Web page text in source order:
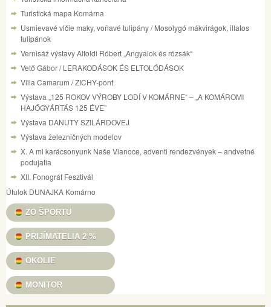
Turistická mapa Komárna
Usmievavé vlčie maky, voňavé tulipány / Mosolygó mákvirágok, illatos
tulipánok
Vernisáž výstavy Alfoldi Róbert „Angyalok és rózsák“
Vető Gábor / LERAKODÁSOK ÉS ELTOLÓDÁSOK
Villa Camarum / ZICHY-pont
Výstava „125 ROKOV VÝROBY LODÍ V KOMÁRNE“ – „A KOMÁROMI
HAJÓGYÁRTÁS 125 ÉVE”
Výstava DANUTY SZILÁRDOVEJ
Výstava železničných modelov
X. A mi karácsonyunk Naše Vianoce, adventi rendezvények – andvetné
podujatia
XII. Fonográf Fesztivál
Útulok DUNAJKA Komárno
ZO ŠPORTU
PRIJÍMATELIA 2 %
OKOLIE
MONITOR